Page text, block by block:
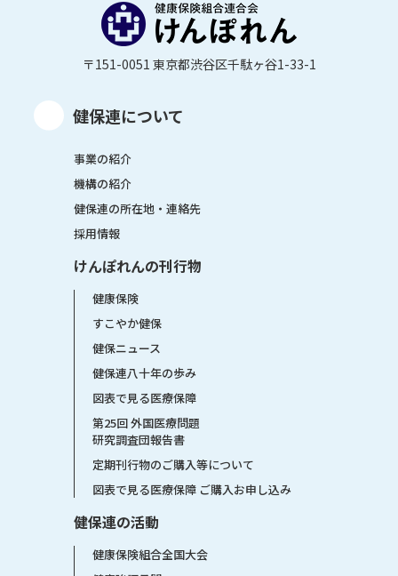
〒151-0051 東京都渋谷区千駄ヶ谷1-33-1
健保連について
事業の紹介
機構の紹介
健保連の所在地・連絡先
採用情報
けんぽれんの刊行物
健康保険
すこやか健保
健保ニュース
健保連八十年の歩み
図表で見る医療保障
第25回 外国医療問題
研究調査団報告書
定期刊行物のご購入等について
図表で見る医療保障 ご購入お申し込み
健保連の活動
健康保険組合全国大会